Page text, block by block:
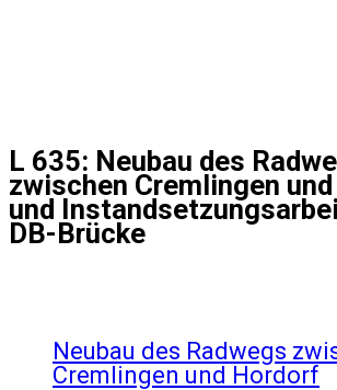
L 635: Neubau des
zwischen Cremlingen
und
DB-Brücke
Neubau des Radwegs
Cremlingen und Hordorf